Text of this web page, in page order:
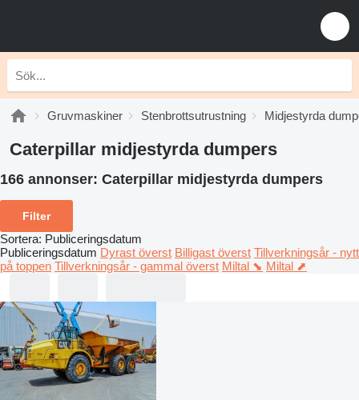
Gruvmaskiner Stenbrottsutrustning Midjestyrda
Caterpillar midjestyrda dumpers
166 annonser: Caterpillar midjestyrda dumpers
Filter
Sortera: Publiceringsdatum
Publiceringsdatum Dyrast överst Billigast överst Tillverkningsår - nytt
på toppen Tillverkningsår - gammal överst Miltal ⬊ Miltal ⬈